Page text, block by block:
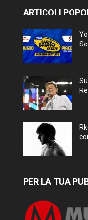
ARTICOLI
PER LA TUA